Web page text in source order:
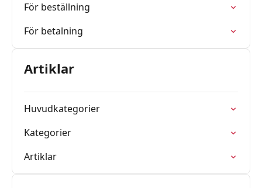
För beställning
För betalning
Artiklar
Huvudkategorier
Kategorier
Artiklar